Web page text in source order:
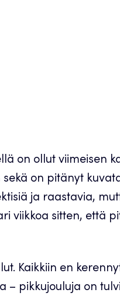
on ollut viimeisen
on pitänyt
ja raastavia,
viikkoa sitten, että
Kaikkiin en
– pikkujouluja on